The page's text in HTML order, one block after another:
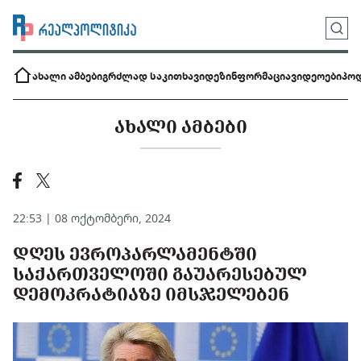
ახალი ამბებიგრძლად საკითხავიდეზინფორმაციავიდეოები
ᲐᲮᲐᲚᲘ ᲐᲛᲑᲔᲑᲘ
22:53 | 08 ოქტომბერი, 2024
ᲓᲦᲔᲡ ᲔᲕᲠᲝᲞᲐᲠᲚᲐᲛᲔᲜᲢᲨᲘ
ᲡᲐᲥᲐᲠᲗᲕᲔᲚᲝᲨᲘ ᲒᲐᲣᲐᲠᲔᲡᲔᲑᲣᲚ
ᲓᲔᲛᲝᲙᲠᲐᲢᲘᲐᲖᲔ ᲘᲛᲡᲯᲔᲚᲔᲑᲔᲜ